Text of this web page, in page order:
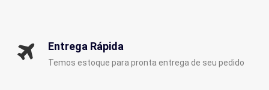
Entrega Rápida
Temos estoque para pronta entrega de seu pedido